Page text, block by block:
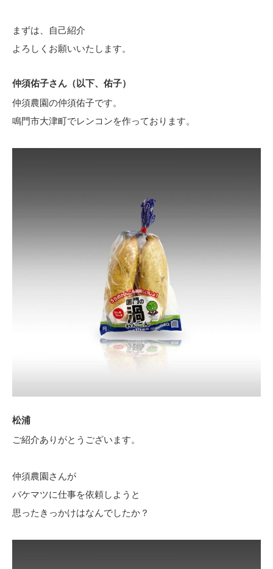
まずは、自己紹介
よろしくお願いいたします。
仲須佑子さん（以下、佑子）
仲須農園の仲須佑子です。
鳴門市大津町でレンコンを作っております。
松浦
ご紹介ありがとうございます。
仲須農園さんが
パケマツに仕事を依頼しようと
思ったきっかけはなんでしたか？